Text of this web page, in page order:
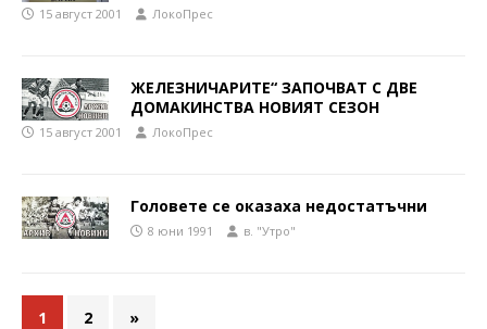
15 август 2001 ЛокоПрес
ЖЕЛЕЗНИЧАРИТЕ“ ЗАПОЧВАТ С ДВЕ
ДОМАКИНСТВА НОВИЯТ СЕЗОН
15 август 2001 ЛокоПрес
Головете се оказаха недостатъчни
8 юни 1991 в. "Утро"
1 2 »